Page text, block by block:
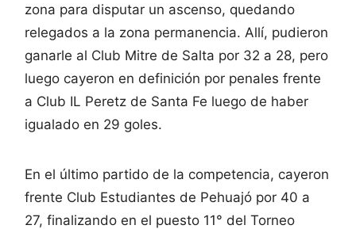
zona para disputar un ascenso, quedando
relegados a la zona permanencia. Allí, pudieron
ganarle al Club Mitre de Salta por 32 a 28, pero
luego cayeron en definición por penales frente
a Club IL Peretz de Santa Fe luego de haber
igualado en 29 goles.
En el último partido de la competencia, cayeron
frente Club Estudiantes de Pehuajó por 40 a
27, finalizando en el puesto 11° del Torneo